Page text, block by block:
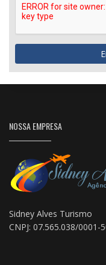
NOSSA EMPRESA
Sidney Alves Turismo
CNPJ: 07.565.038/0001-